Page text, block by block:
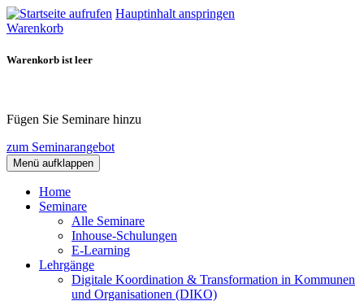
Hauptinhalt anspringen
Warenkorb
Warenkorb ist leer
Fügen Sie Seminare hinzu
zum Seminarangebot
Menü aufklappen
Home
Seminare
Alle Seminare
Inhouse-Schulungen
E-Learning
Lehrgänge
Digitale Koordination & Transformation in Kommunen
und Organisationen (DIKO)